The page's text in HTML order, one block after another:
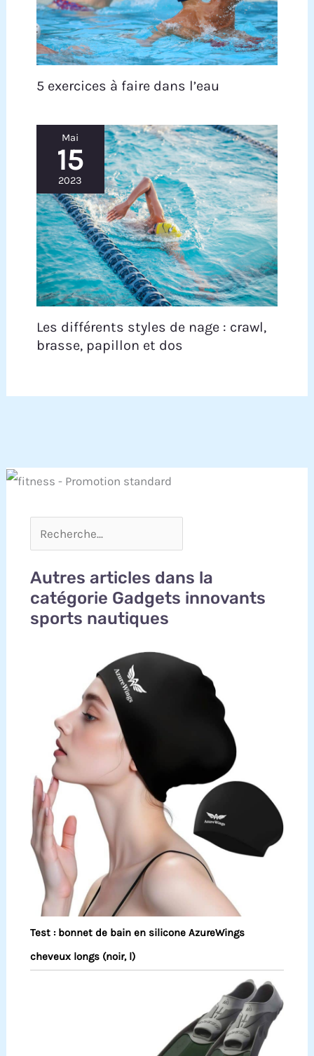
fournissant au plongeur le reste Guide batterie.
COMPATIBLE: Une interface universelle
spécialement conçue peut être installée avec une
caméra d'action et peut être connectée à
n'importe quelle caméra étanche, vous
permettant d'enregistrer tout sous l'eau sous
l'angle de vue le plus direct lorsque vous nagez.
5 exercices à faire dans l’eau
Mai
15
2023
Les différents styles de nage : crawl,
brasse, papillon et dos
Autres articles dans la
catégorie Gadgets innovants
sports nautiques
Test : bonnet de bain en silicone AzureWings
cheveux longs (noir, l)